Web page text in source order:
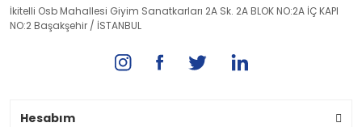
İkitelli Osb Mahallesi Giyim Sanatkarları 2A Sk. 2A BLOK NO:2A İÇ KAPI
NO:2 Başakşehir / İSTANBUL
Hesabım